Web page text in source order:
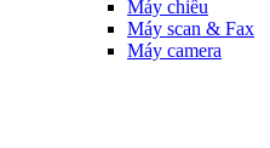
Máy chiếu
Máy scan & Fax
Máy camera